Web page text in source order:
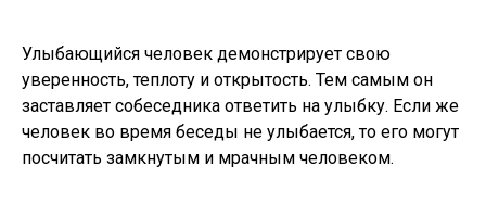
Улыбающийся человек демонстрирует свою
уверенность, теплоту и открытость. Тем самым он
заставляет собеседника ответить на улыбку. Если же
человек во время беседы не улыбается, то его могут
посчитать замкнутым и мрачным человеком.